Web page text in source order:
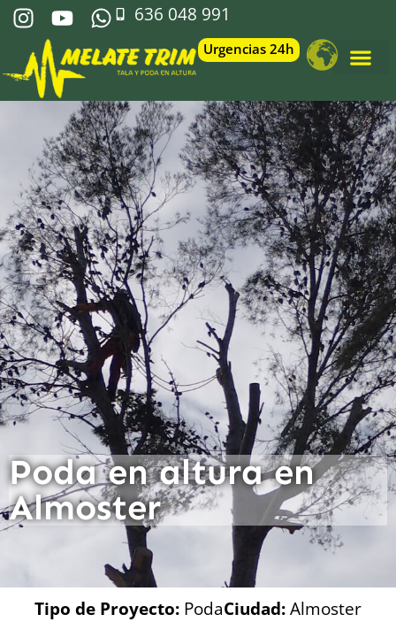
636 048 991
Urgencias 24h
Poda en altura en
Almoster
Tipo de Proyecto: PodaCiudad:Almoster